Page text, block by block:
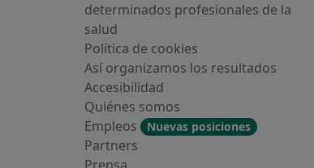
determinados profesionales de la
salud
Política de cookies
Así organizamos los resultados
Accesibilidad
Quiénes somos
Empleos
Nuevas posiciones
Partners